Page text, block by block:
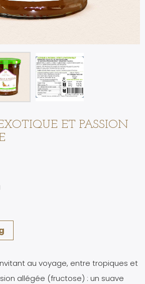
ET PASSION
au voyage, entre tropiques et
allégée (fructose) : un suave